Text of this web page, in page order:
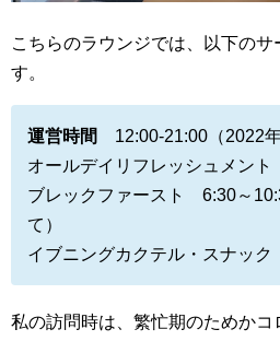
こちらのラウンジでは、以下のサ
す。
運営時間
12:00-21:00（2022年
オールデイリフレッシュメン
ブレックファースト 6:30～
て）
イブニングカクテル・スナッ
私の訪問時は、繁忙期のためかコ